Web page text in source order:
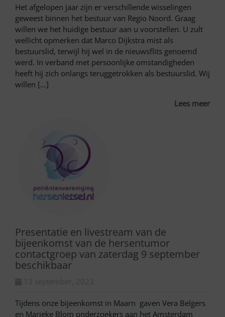
Het afgelopen jaar zijn er verschillende wisselingen
geweest binnen het bestuur van Regio Noord. Graag
willen we het huidige bestuur aan u voorstellen. U zult
wellicht opmerken dat Marco Dijkstra mist als
bestuurslid, terwijl hij wel in de nieuwsflits genoemd
werd. In verband met persoonlijke omstandigheden
heeft hij zich onlangs teruggetrokken als bestuurslid. Wij
willen […]
Lees meer
Presentatie en livestream van de
bijeenkomst van de hersentumor
contactgroep van zaterdag 9 september
beschikbaar
Tijdens onze bijeenkomst in Maarn gaven Vera Belgers
en Marieke Blom onderzoekers aan het Amsterdam